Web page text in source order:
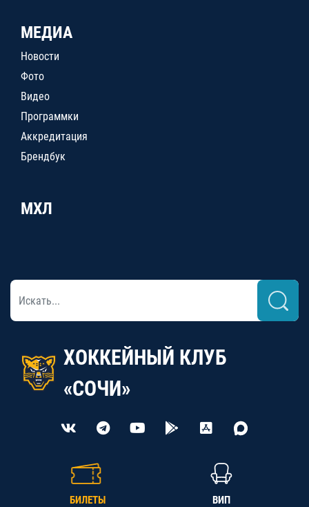
МЕДИА
Новости
Фото
Видео
Программки
Аккредитация
Брендбук
МХЛ
ХОККЕЙНЫЙ КЛУБ
«СОЧИ»
БИЛЕТЫ ВИП